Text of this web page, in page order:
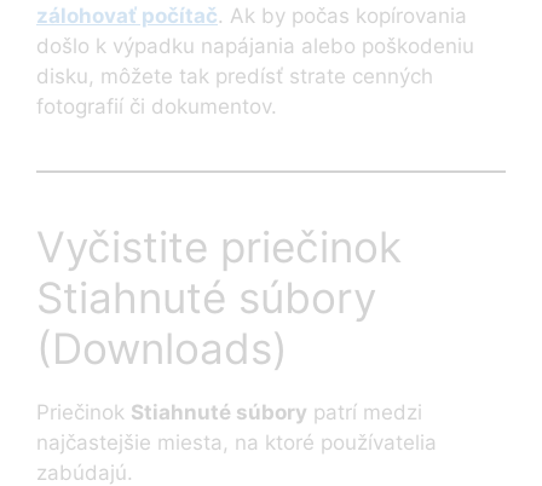
zálohovať počítač. Ak by počas kopírovania
došlo k výpadku napájania alebo poškodeniu
disku, môžete tak predísť strate cenných
fotografií či dokumentov.
Vyčistite priečinok
Stiahnuté súbory
(Downloads)
Priečinok Stiahnuté súbory patrí medzi
najčastejšie miesta, na ktoré používatelia
zabúdajú.